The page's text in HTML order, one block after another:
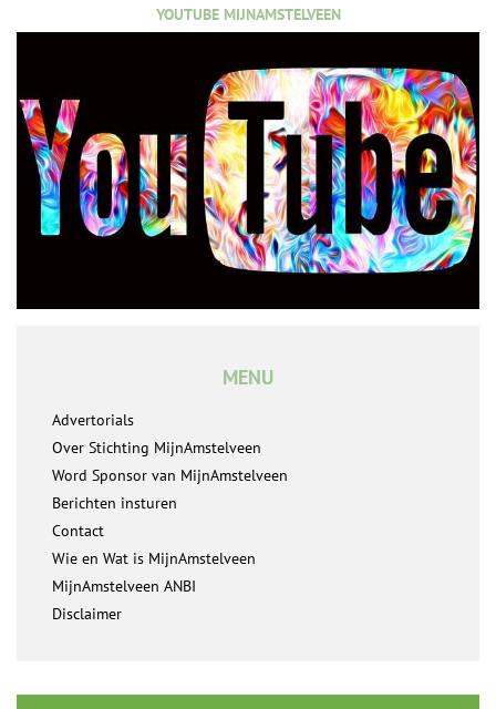
YOUTUBE MIJNAMSTELVEEN
MENU
Advertorials
Over Stichting MijnAmstelveen
Word Sponsor van MijnAmstelveen
Berichten insturen
Contact
Wie en Wat is MijnAmstelveen
MijnAmstelveen ANBI
Disclaimer